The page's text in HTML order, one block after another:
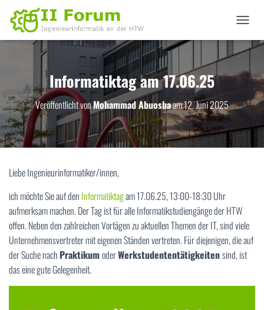
A
V
G
I
N
U
E
N
Informatiktag am 17.06.25
Veröffentlicht vonMohammad Abuosbaam12. Juni 2025
Liebe Ingenieurinformatiker/innen,
ich möchte Sie auf den Informatiktagam 17.06.25, 13:00-18:30 Uhr
aufmerksam machen. Der Tag ist für alle Informatikstudiengänge der HTW
offen. Neben den zahlreichen Vortägen zu aktuellen Themen der IT, sind viele
Unternehmensvertreter mit eigenen Ständen vertreten. Für diejenigen, die auf
der Suche nach PraktikumoderWerkstudententätigkeitensind, ist
das eine gute Gelegenheit.